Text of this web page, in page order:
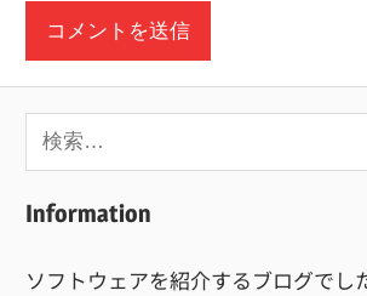
検
索:
Information
ソフトウェアを紹介するブログでし